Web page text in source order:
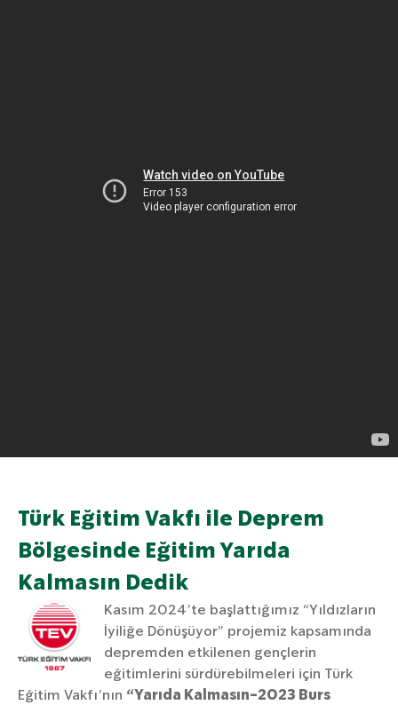
Türk Eğitim Vakfı ile Deprem
Bölgesinde Eğitim Yarıda
Kalmasın Dedik
Kasım 2024’te başlattığımız “Yıldızların
İyiliğe Dönüşüyor” projemiz kapsamında
depremden etkilenen gençlerin
eğitimlerini sürdürebilmeleri için Türk
Eğitim Vakfı’nın “Yarıda Kalmasın-2023 Burs